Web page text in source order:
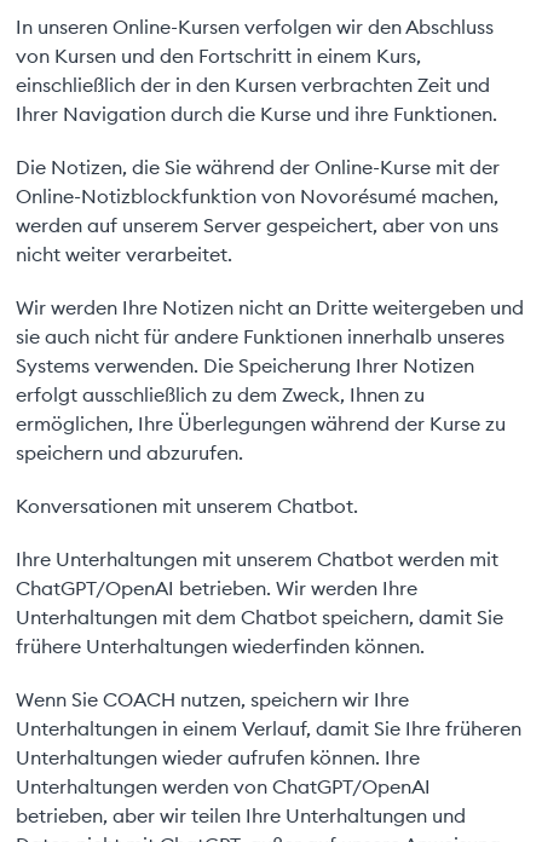
In unseren Online-Kursen verfolgen wir den Abschluss
von Kursen und den Fortschritt in einem Kurs,
einschließlich der in den Kursen verbrachten Zeit und
Ihrer Navigation durch die Kurse und ihre Funktionen.
Die Notizen, die Sie während der Online-Kurse mit der
Online-Notizblockfunktion von Novorésumé machen,
werden auf unserem Server gespeichert, aber von uns
nicht weiter verarbeitet.
Wir werden Ihre Notizen nicht an Dritte weitergeben und
sie auch nicht für andere Funktionen innerhalb unseres
Systems verwenden. Die Speicherung Ihrer Notizen
erfolgt ausschließlich zu dem Zweck, Ihnen zu
ermöglichen, Ihre Überlegungen während der Kurse zu
speichern und abzurufen.
Konversationen mit unserem Chatbot.
Ihre Unterhaltungen mit unserem Chatbot werden mit
ChatGPT/OpenAI betrieben. Wir werden Ihre
Unterhaltungen mit dem Chatbot speichern, damit Sie
frühere Unterhaltungen wiederfinden können.
Wenn Sie COACH nutzen, speichern wir Ihre
Unterhaltungen in einem Verlauf, damit Sie Ihre früheren
Unterhaltungen wieder aufrufen können. Ihre
Unterhaltungen werden von ChatGPT/OpenAI
betrieben, aber wir teilen Ihre Unterhaltungen und